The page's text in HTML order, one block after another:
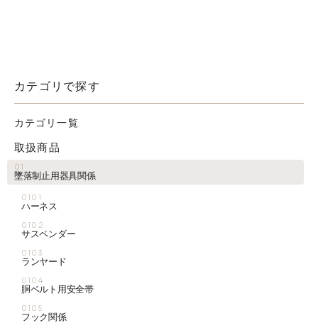
カテゴリで探す
カテゴリ一覧
取扱商品
01
墜落制止用器具関係
0101
ハーネス
0102
サスペンダー
0103
ランヤード
0104
胴ベルト用安全帯
0105
フック関係